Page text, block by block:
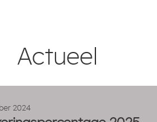
Actueel
2024